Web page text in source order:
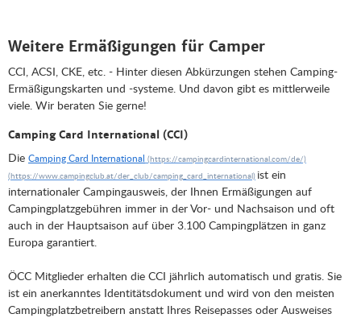
Weitere Ermäßigungen für Camper
CCI, ACSI, CKE, etc. - Hinter diesen Abkürzungen stehen Camping-
Ermäßigungskarten und -systeme. Und davon gibt es mittlerweile
viele. Wir beraten Sie gerne!
Camping Card International (CCI)
Die Camping Card International
ist ein
internationaler Campingausweis, der Ihnen Ermäßigungen auf
Campingplatzgebühren immer in der Vor- und Nachsaison und oft
auch in der Hauptsaison auf über 3.100 Campingplätzen in ganz
Europa garantiert.
ÖCC Mitglieder erhalten die CCI jährlich automatisch und gratis. Sie
ist ein anerkanntes Identitätsdokument und wird von den meisten
Campingplatzbetreibern anstatt Ihres Reisepasses oder Ausweises